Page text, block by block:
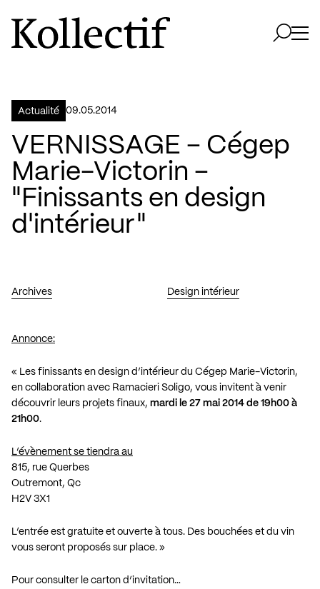
Aller à la page d'accueil
Logo Kollectif
Actualité 09.05.2014
VERNISSAGE – Cégep
Marie-Victorin –
"Finissants en design
d'intérieur"
Archives Design intérieur
Annonce:
« Les finissants en design d’intérieur du Cégep Marie-Victorin,
en collaboration avec Ramacieri Soligo, vous invitent à venir
découvrir leurs projets finaux, mardi le 27 mai 2014 de 19h00 à
21h00.
L’évènement se tiendra au
815, rue Querbes
Outremont, Qc
H2V 3X1
L’entrée est gratuite et ouverte à tous. Des bouchées et du vin
vous seront proposés sur place. »
Pour consulter le carton d’invitation…